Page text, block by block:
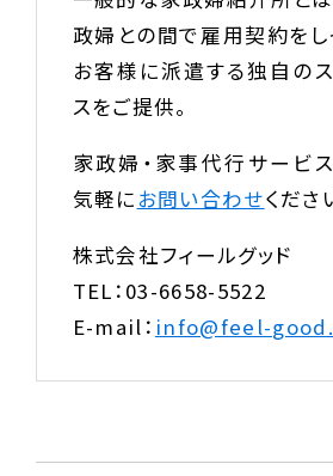
政婦との間で雇用契約をし
お客様に派遣する独自の
スをご提供。
家政婦・家事代行サービ
気軽にお問い合わせくださ
株式会社フィールグッド
TEL：03-6658-5522
E-mail： info@feel-